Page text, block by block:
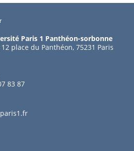
Paris 1 Panthéon-sorbonne
place du Panthéon, 75231 Paris
83 87